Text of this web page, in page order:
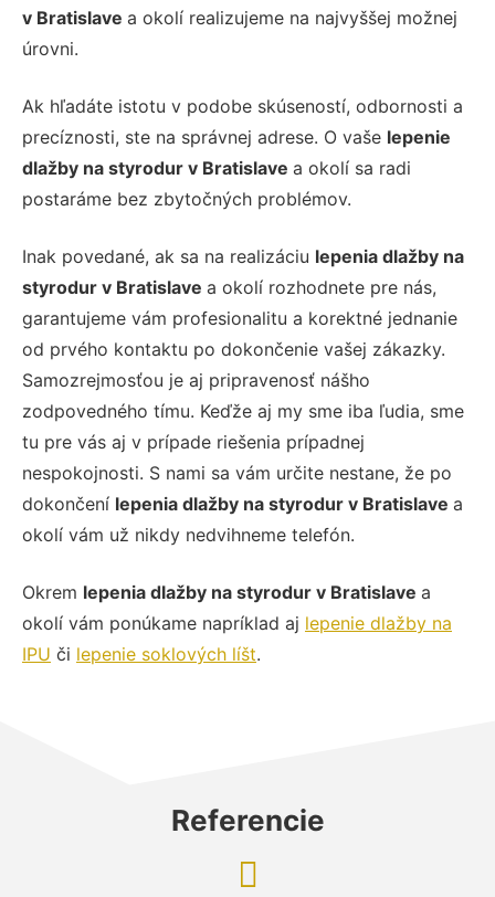
v Bratislave a okolí realizujeme na najvyššej možnej
úrovni.
Ak hľadáte istotu v podobe skúseností, odbornosti a
precíznosti, ste na správnej adrese. O vaše lepenie
dlažby na styrodur v Bratislave a okolí sa radi
postaráme bez zbytočných problémov.
Inak povedané, ak sa na realizáciu lepenia dlažby na
styrodur v Bratislave a okolí rozhodnete pre nás,
garantujeme vám profesionalitu a korektné jednanie
od prvého kontaktu po dokončenie vašej zákazky.
Samozrejmosťou je aj pripravenosť nášho
zodpovedného tímu. Keďže aj my sme iba ľudia, sme
tu pre vás aj v prípade riešenia prípadnej
nespokojnosti. S nami sa vám určite nestane, že po
dokončení lepenia dlažby na styrodur v Bratislave a
okolí vám už nikdy nedvihneme telefón.
Okrem lepenia dlažby na styrodur v Bratislave a
okolí vám ponúkame napríklad aj lepenie dlažby na
IPU či lepenie soklových líšt.
Referencie